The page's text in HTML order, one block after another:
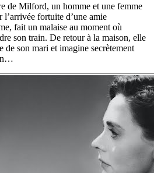
de Milford, un homme et une femme
l’arrivée fortuite d’une amie
fait un malaise au moment où
son train. De retour à la maison, elle
de son mari et imagine secrètement